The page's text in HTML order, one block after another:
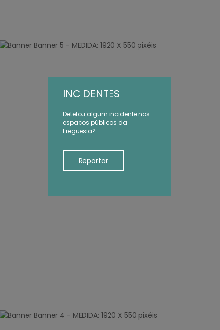
INCIDENTES
Detetou algum incidente nos
espaços públicos da
Freguesia?
Reportar